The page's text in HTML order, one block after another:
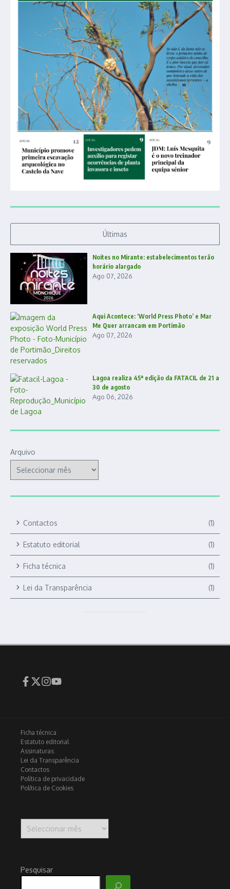
Últimas
Noites no Mirante: estabelecimentos terão
horário alargado
Ago 07, 2026
Aqui Acontece: ‘World Press Photo’ e Mar
Me Quer arrancam em Portimão
Ago 07, 2026
Lagoa realiza 45ª edição da FATACIL de 21 a
30 de agosto
Ago 06, 2026
Arquivo
Contactos (1)
Estatuto editorial (1)
Ficha técnica (1)
Lei da Transparência (1)
Ficha técnica
Estatuto editorial
Assinaturas
Lei da Transparência
Contactos
Política de privacidade
Política de Cookies
Pesquisar